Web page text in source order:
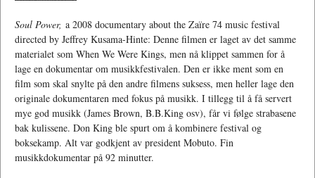
Soul Power, a 2008 documentary about the Zaïre 74 music festival
directed by Jeffrey Kusama-Hinte: Denne filmen er laget av det samme
materialet som When We Were Kings, men nå klippet sammen for å
lage en dokumentar om musikkfestivalen. Den er ikke ment som en
film som skal snylte på den andre filmens suksess, men heller lage den
originale dokumentaren med fokus på musikk. I tillegg til å få servert
mye god musikk (James Brown, B.B.King osv), får vi følge strabasene
bak kulissene. Don King ble spurt om å kombinere festival og
boksekamp. Alt var godkjent av president Mobuto. Fin
musikkdokumentar på 92 minutter.